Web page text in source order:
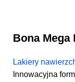
Bona Mega
Lakiery
Innowacyjna